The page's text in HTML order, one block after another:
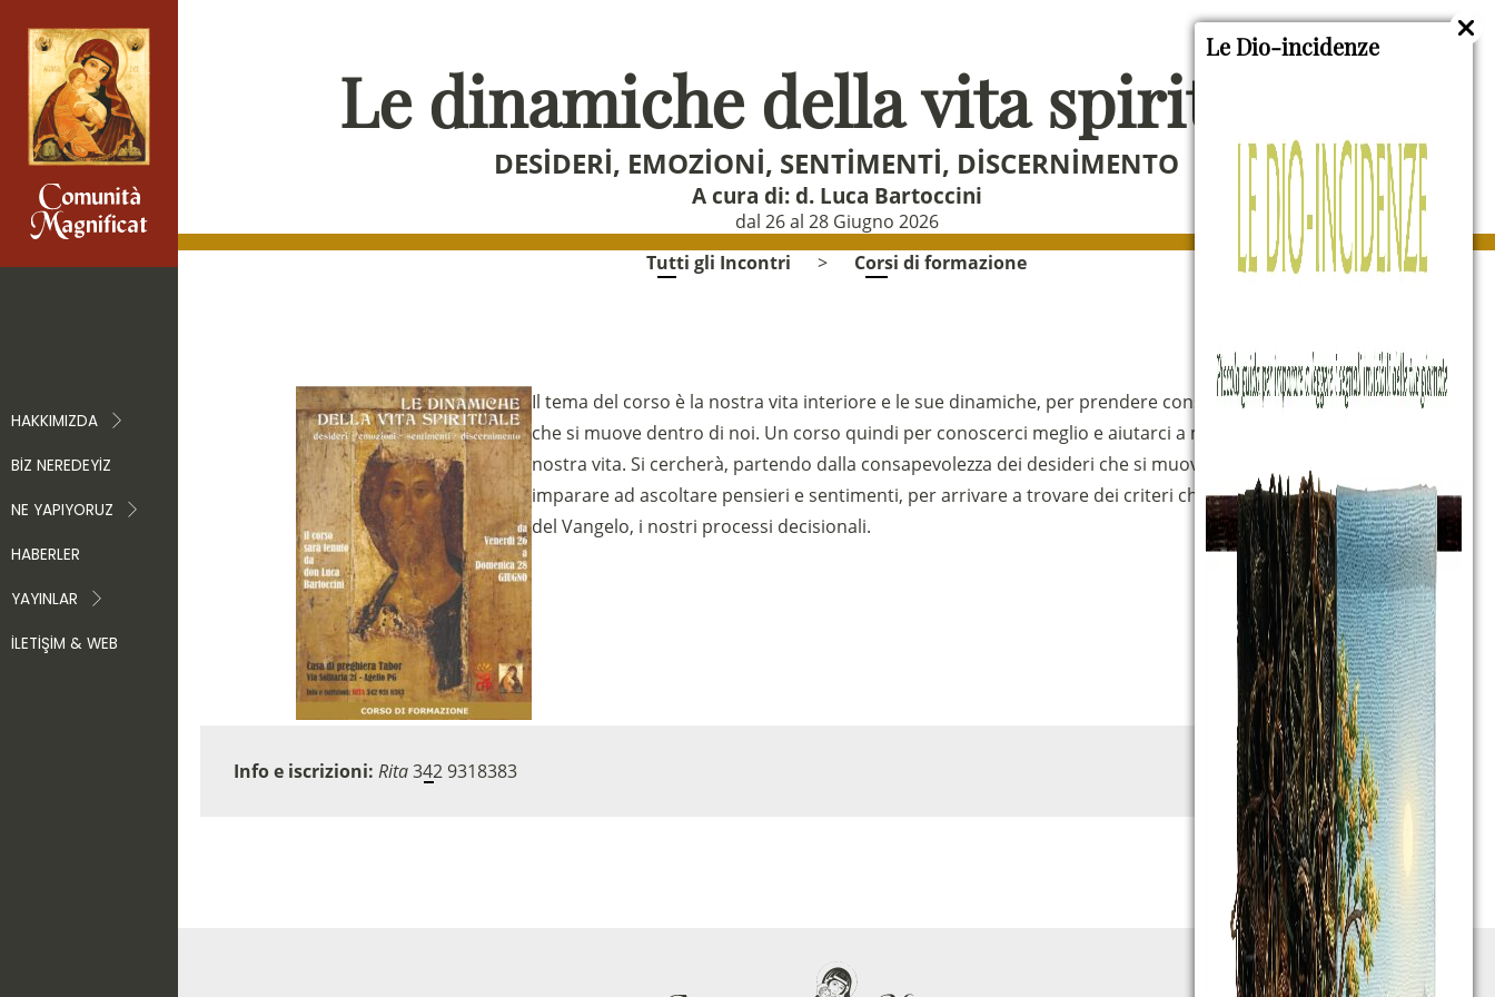
HAKKIMIZDA
BIZ NEREDEYIZ
NE YAPIYORUZ
HABERLER
YAYINLAR
İLETIŞIM & WEB
Le dinamiche della vita spirituale
DESIDERI, EMOZIONI, SENTIMENTI, DISCERNIMENTO
A cura di:d. Luca Bartoccini
dal 26 al 28 Giugno 2026
Tutti gli Incontri
> Corsi di formazione
Il tema del corso è la nostra vita interiore e le sue dinamiche, per prendere consapevolezza di quello
che si muove dentro di noi. Un corso quindi per conoscerci meglio e aiutarci a mettere ordine nella
nostra vita. Si cercherà, partendo dalla consapevolezza dei desideri che si muovono dentro di noi, di
imparare ad ascoltare pensieri e sentimenti, per arrivare a trovare dei criteri che orientino, alla luce
del Vangelo, i nostri processi decisionali.
Info e iscrizioni: Rita342 9318383
Le Dio-incidenze